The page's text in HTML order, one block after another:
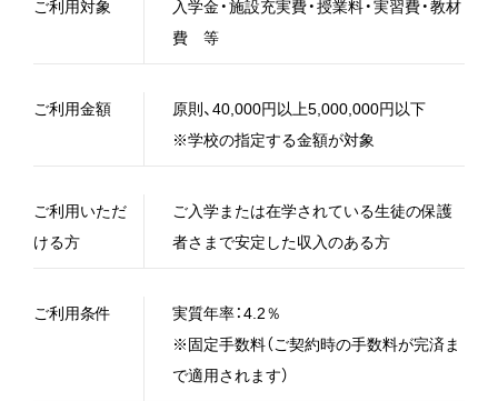
ご利用対象
入学金・施設充実費・授業料・実習費・教材
費 等
ご利用金額
原則、40,000円以上5,000,000円以下
※学校の指定する金額が対象
ご利用いただ
ける方
ご入学または在学されている生徒の保護
者さまで安定した収入のある方
ご利用条件
実質年率：4.2％
※固定手数料（ご契約時の手数料が完済ま
で適用されます）